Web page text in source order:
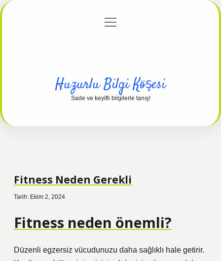
Gizlilik Politikası
menüyü
Huzurlu Bilgi Köşesi
Sade ve keyifli bilgilerle tanış!
Fitness Neden Gerekli
Tarih: Ekim 2, 2024
Fitness neden önemli?
Düzenli egzersiz vücudunuzu daha sağlıklı hale getirir.